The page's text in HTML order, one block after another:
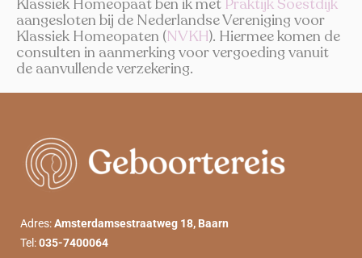
Klassiek Homeopaat ben ik met Praktijk Soestdijk
aangesloten bij de Nederlandse Vereniging voor
Klassiek Homeopaten (NVKH). Hiermee komen de
consulten in aanmerking voor vergoeding vanuit
de aanvullende verzekering.
Adres:Amsterdamsestraatweg 18, Baarn
Tel:035-7400064